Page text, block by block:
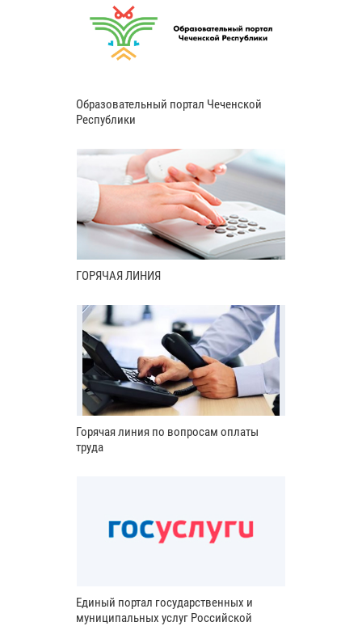
Образовательный портал Чеченской
Республики
ГОРЯЧАЯ ЛИНИЯ
Горячая линия по вопросам оплаты
труда
Единый портал государственных и
муниципальных услуг Российской